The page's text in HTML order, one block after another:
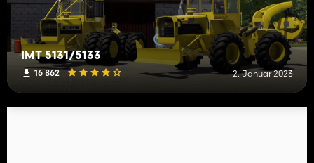
IMT 5131/5133
16 862 2. Januar 2023